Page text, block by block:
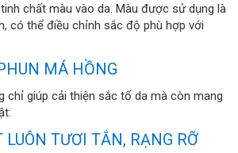
chất màu vào da. Màu được sử dụng là
có thể điều chỉnh sắc độ phù hợp với
MÁ HỒNG
chỉ giúp cải thiện sắc tố da mà còn mang
LUÔN TƯƠI TẮN, RẠNG RỠ